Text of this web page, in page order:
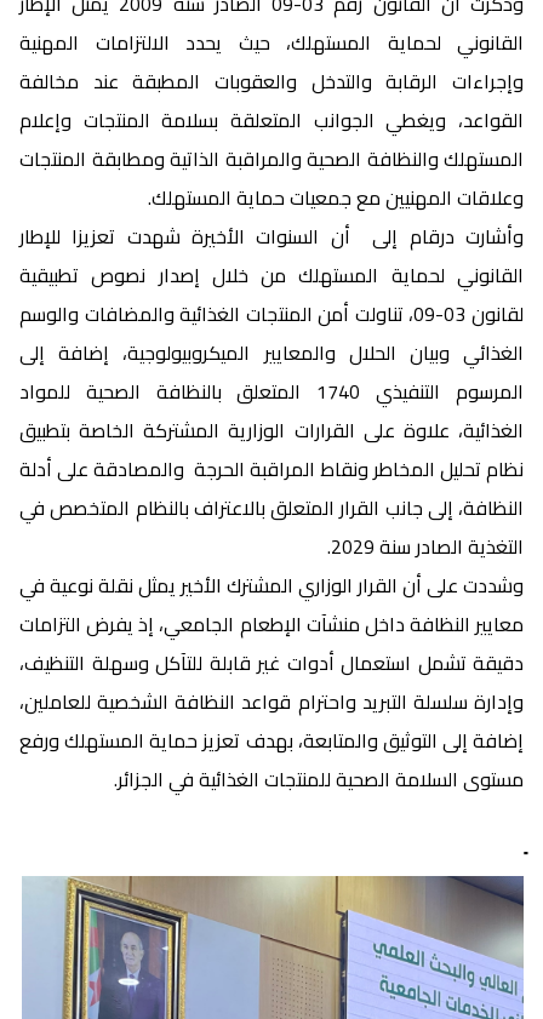
القانوني لحماية المستهلك، حيث يحدد الالتزامات المهنية
وإجراءات الرقابة والتدخل والعقوبات المطبقة عند مخالفة
القواعد، ويغطي الجوانب المتعلقة بسلامة المنتجات وإعلام
المستهلك والنظافة الصحية والمراقبة الذاتية ومطابقة المنتجات
وعلاقات المهنيين مع جمعيات حماية المستهلك.
وأشارت درقام إلى أن السنوات الأخيرة شهدت تعزيزا للإطار
القانوني لحماية المستهلك من خلال إصدار نصوص تطبيقية
لقانون 03-09، تناولت أمن المنتجات الغذائية والمضافات والوسم
الغذائي وبيان الحلال والمعايير الميكروبيولوجية، إضافة إلى
المرسوم التنفيذي 1740 المتعلق بالنظافة الصحية للمواد
الغذائية، علاوة على القرارات الوزارية المشتركة الخاصة بتطبيق
نظام تحليل المخاطر ونقاط المراقبة الحرجة والمصادقة على أدلة
النظافة، إلى جانب القرار المتعلق بالاعتراف بالنظام المتخصص في
التغذية الصادر سنة 2029.
وشددت على أن القرار الوزاري المشترك الأخير يمثل نقلة نوعية في
معايير النظافة داخل منشآت الإطعام الجامعي، إذ يفرض التزامات
دقيقة تشمل استعمال أدوات غير قابلة للتآكل وسهلة التنظيف،
وإدارة سلسلة التبريد واحترام قواعد النظافة الشخصية للعاملين،
إضافة إلى التوثيق والمتابعة، بهدف تعزيز حماية المستهلك ورفع
مستوى السلامة الصحية للمنتجات الغذائية في الجزائر.